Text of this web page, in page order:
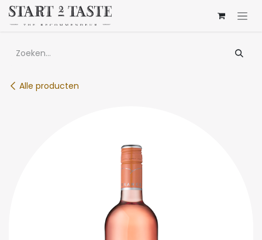
Overslaan naar inhoud
Alle producten